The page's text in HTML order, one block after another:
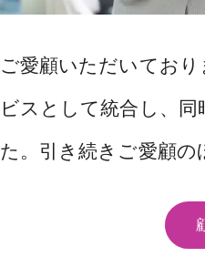
ご愛顧いただいてお
ビスとして統合し、
た。引き続きご愛顧の